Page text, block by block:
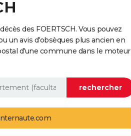
des FOERTSCH. Vous pouvez
un avis d'obsèques plus ancien en
d'une commune dans le moteur